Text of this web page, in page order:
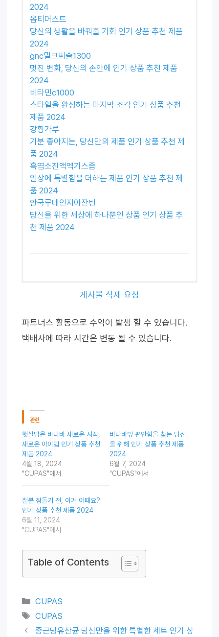
2024
옵티머스트
당신의 생활을 바꿔줄 기회 인기 상품 추천 제품
2024
gnc밀크씨슬1300
멋진 변화, 당신의 손안에 인기 상품 추천 제품
2024
비타민c1000
스타일을 완성하는 마지막 조각 인기 상품 추천
제품 2024
강황가루
기분 좋아지는, 당신만의 제품 인기 상품 추천 제
품 2024
흑염소진액엑기스즙
일상에 특별함을 더하는 제품 인기 상품 추천 제
품 2024
안국루테인지아잔틴
당신을 위한 세상에 하나뿐인 상품 인기 상품 추
천 제품 2024
게시물 삭제 요청
파트너스 활동으로 수익이 발생 할 수 있습니다.
택배사에 따라 시간은 변동 될 수 있습니다.
관련
햇살담은 바나바 새로운 시작,
새로운 아이템 인기 상품 추천
제품 2024
4월 18, 2024
"CUPAS"에서
바나바잎 편안함을 찾는 당신
을 위해 인기 상품 추천 제품
2024
6월 7, 2024
"CUPAS"에서
철분 잠들기 전, 이거 어때요?
인기 상품 추천 제품 2024
6월 11, 2024
"CUPAS"에서
Table of Contents
Categories
CUPAS
Tags
CUPAS
종근당유산균 당신만을 위한 특별한 세트 인기 상